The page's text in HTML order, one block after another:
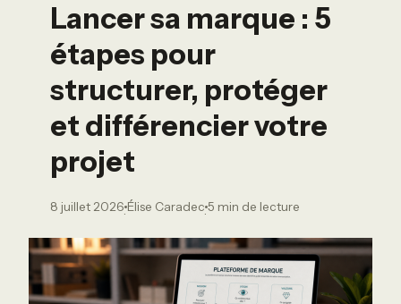
Lancer sa marque : 5
étapes pour
structurer, protéger
et différencier votre
projet
8 juillet 2026
·
Élise Caradec
·
5 min de lecture